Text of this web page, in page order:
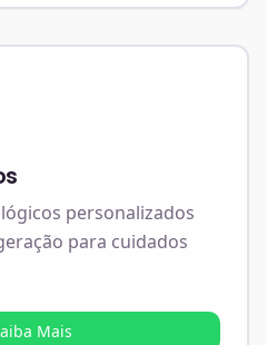
personalizados
para cuidados
Mais